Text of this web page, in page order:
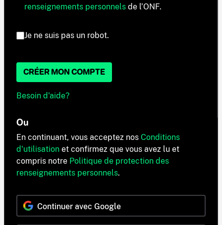
renseignements personnels de l’ONF.
Je ne suis pas un robot.
CRÉER MON COMPTE
Besoin d'aide?
Ou
En continuant, vous acceptez nos Conditions
d'utilisation et confirmez que vous avez lu et
compris notre Politique de protection des
renseignements personnels.
Continuer avec Google